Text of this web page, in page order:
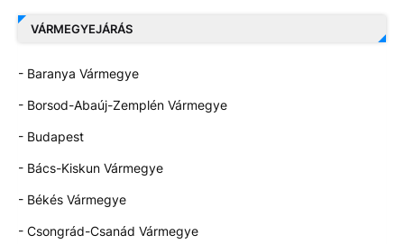
VÁRMEGYEJÁRÁS
- Baranya Vármegye
- Borsod-Abaúj-Zemplén Vármegye
- Budapest
- Bács-Kiskun Vármegye
- Békés Vármegye
- Csongrád-Csanád Vármegye